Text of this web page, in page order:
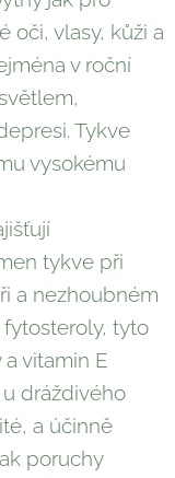
oči, vlasy, kůži a
v roční
Tykve
vysokému
tykve při
a nezhoubném
tyto
vitamin E
dráždivého
a účinně
poruchy